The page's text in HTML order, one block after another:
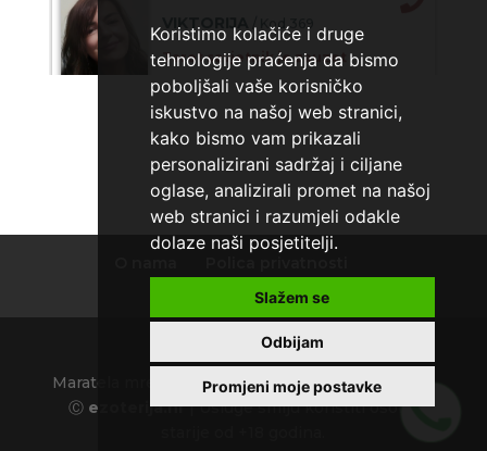
Koristimo kolačiće i druge
tehnologije praćenja da bismo
poboljšali vaše korisničko
iskustvo na našoj web stranici,
kako bismo vam prikazali
personalizirani sadržaj i ciljane
oglase, analizirali promet na našoj
web stranici i razumjeli odakle
dolaze naši posjetitelji.
Slažem se
Odbijam
Promjeni moje postavke
Tarot savjetnik je zauzet
astrologija, numerologija, tarot, radiestezija
Broj tel: 064/600-600
tel:0,93€ - mob:1,12€ min
ELA / Kod 151
astrologija, tarot, numerološki tarot, visak,
feng shui numerologija, anđeoski brojevi, tumačenje
snova, rune, kristali, reiki, terapija bojama, anđeoske
karte, iscjeljivanje anđeoskim energijama
Uvjeti korištenja
Maratela mreže d.o.o., 072700700, +18 Copyright
Ⓒ ezoterija.hr| Usluge smiju koristiti osobe